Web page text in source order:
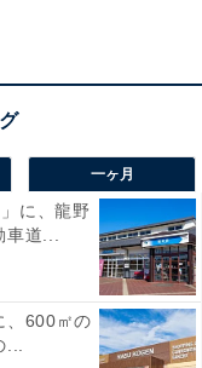
美しく繊細。食
しさ。女性ウケ
アイスだから話
性／石川県）
一ヶ月
に、龍野
道...
、600㎡の